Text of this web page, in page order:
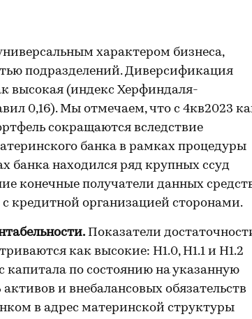
характером бизнеса,
подразделений. Диверсификация
высокая (индекс Херфиндаля-
0,16). Мы отмечаем, что с 4кв2023
сокращаются вследствие
банка в рамках процедуры
банка находился ряд крупных ссуд
конечные получатели данных
кредитной организацией сторонами.
Показатели
как высокие: Н1.0, Н1.1 и Н1.2
капитала по состоянию на указанную
и внебалансовых обязательств
в адрес материнской структуры